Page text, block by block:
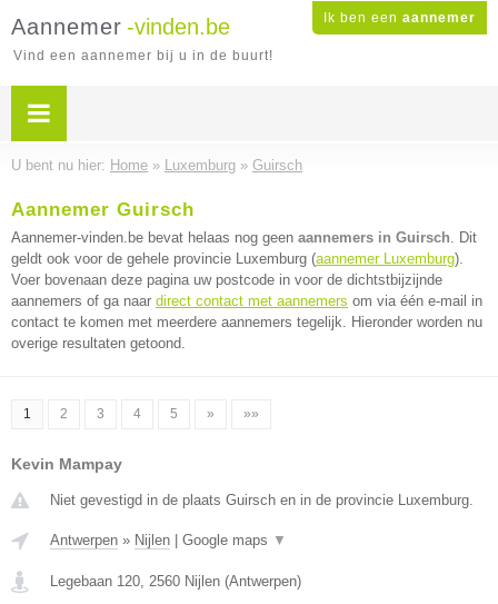
Ik ben een aannemer
Aannemer -vinden.be
Vind een aannemer bij u in de buurt!
U bent nu hier: Home » Luxemburg » Guirsch
Aannemer Guirsch
Aannemer-vinden.be bevat helaas nog geen aannemers in Guirsch. Dit
geldt ook voor de gehele provincie Luxemburg (aannemer Luxemburg).
Voer bovenaan deze pagina uw postcode in voor de dichtstbijzijnde
aannemers of ga naar direct contact met aannemers om via één e-mail in
contact te komen met meerdere aannemers tegelijk. Hieronder worden nu
overige resultaten getoond.
1 2 3 4 5 » »»
Kevin Mampay
Niet gevestigd in de plaats Guirsch en in de provincie Luxemburg.
Antwerpen » Nijlen Google maps ▼
Legebaan 120, 2560 Nijlen (Antwerpen)